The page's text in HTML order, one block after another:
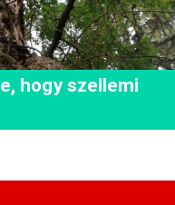
hogy szellemi